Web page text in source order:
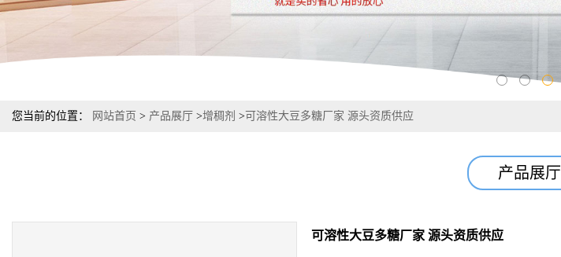
您当前的位置： 网站首页 > 产品展厅 >增稠剂 > 可溶性大豆多糖厂家 源头资质供应
产品展厅
可溶性大豆多糖厂家 源头资质供应